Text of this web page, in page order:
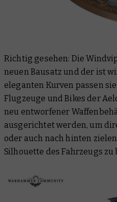
Richtig gesehen: Die
neuen Bausatz und der ist
eleganten Kurven passen
Flugzeuge und Bikes der
neu entworfener
ausgerichtet werden, um
oder auch nach hinten
Silhouette des Fahrzeugs zu